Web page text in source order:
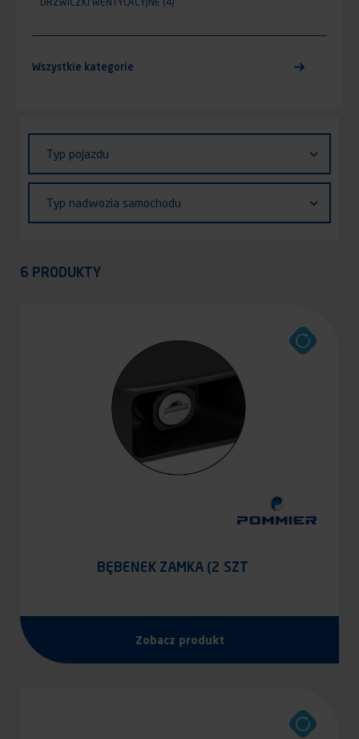
pojazdu
Typ pojazdu
nadwozia
samochodu
Typ nadwozia samochodu
6 PRODUKTY
BĘBENEK ZAMKA (2 SZT
Zobacz produkt
Wszystkie kategorie